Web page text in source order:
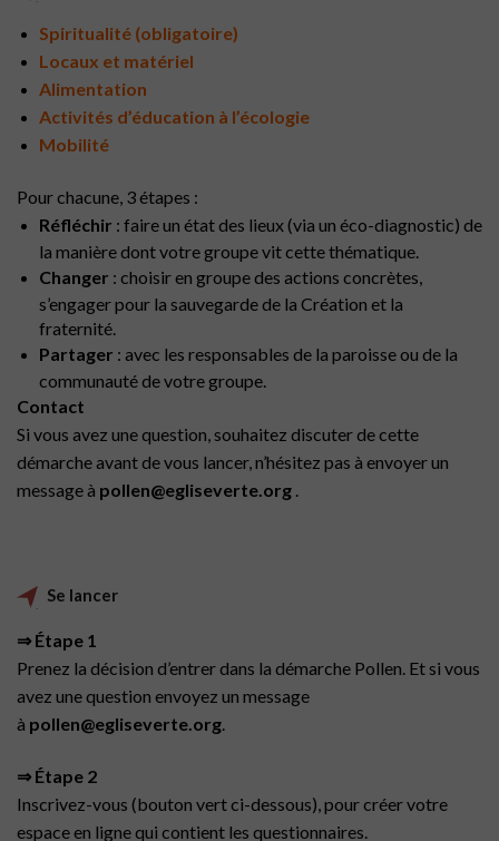
Spiritualité (obligatoire)
Locaux et matériel
Alimentation
Activités d’éducation à l’écologie
Mobilité
Pour chacune, 3 étapes :
Réfléchir : faire un état des lieux (via un éco-diagnostic) de
la manière dont votre groupe vit cette thématique.
Changer : choisir en groupe des actions concrètes,
s’engager pour la sauvegarde de la Création et la
fraternité.
Partager : avec les responsables de la paroisse ou de la
communauté de votre groupe.
Contact
Si vous avez une question, souhaitez discuter de cette
démarche avant de vous lancer, n’hésitez pas à envoyer un
message à pollen@egliseverte.org .
Se lancer
⇒ Étape 1
Prenez la décision d’entrer dans la démarche Pollen. Et si vous
avez une question envoyez un message
à pollen@egliseverte.org.
⇒ Étape 2
Inscrivez-vous (bouton vert ci-dessous), pour créer votre
espace en ligne qui contient les questionnaires.